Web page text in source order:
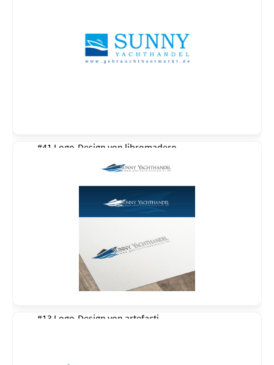
#41 Logo-Design von libromadero
#13 Logo-Design von artefacti